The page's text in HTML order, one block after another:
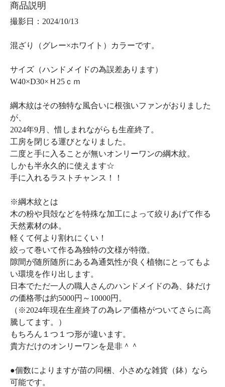
商品説明
撮影日：2024/10/13
混ざり（グレー×ホワイト）カラーです。
サイズ（ハンドメイドの為誤差あります）
W40×D30×Ｈ25ｃｍ
綱木紋はその独特な風合いに根強いファンがおりました
が、
2024年9月、惜しまれながらも生産終了。
工房を閉じる運びとなりました。
二度と手に入ることが無いオンリーワンの綱木紋。
しかも半永久的に使えます☆
手に入れるラストチャンス！！
※綱木紋とは
木の粉や貝殻などを特殊な加工によって絞りあげて作る
天然素材の鉢。
軽くて何より割れにくい！
絞って巻いて作る為独特の文様が特徴。
隙間が随所随所にある為通気性が良く植物にとってもよ
い環境を作り出します。
日本でただ一人の職人さんのハンドメイドの為、鉢だけ
の価格帯は約5000円～10000円。
（※2024年現在生産終了の為レア価格がついてさらに高
騰してます。）
もちろん１つ１つ形が違います。
貴方だけのオンリーワンを是非＾＾
●個数によりますが苗の同梱、小さめな雑貨（鉢）なら
可能です。